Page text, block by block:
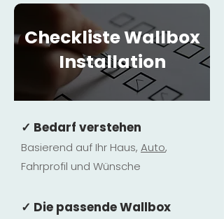
Checkliste Wallbox
Installation
✓ Bedarf verstehen
Basierend auf Ihr Haus, Auto,
Fahrprofil und Wünsche
✓ Die passende Wallbox